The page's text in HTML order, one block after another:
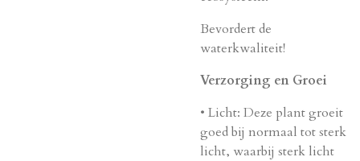
Bevordert de
waterkwaliteit!
Verzorging en Groei
• Licht: Deze plant groeit
goed bij normaal tot sterk
licht, waarbij sterk licht